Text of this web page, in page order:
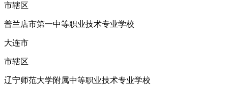
市辖区
普兰店市第一中等职业技术专业学校
大连市
市辖区
辽宁师范大学附属中等职业技术专业学校